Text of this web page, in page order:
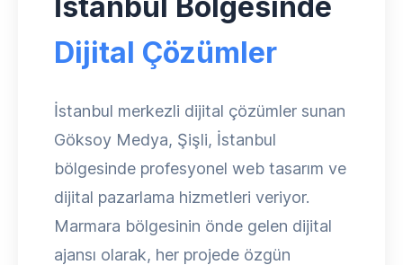
Dijital Çözümler
İstanbul merkezli dijital çözümler sunan
Göksoy Medya, Şişli, İstanbul
bölgesinde profesyonel web tasarım ve
dijital pazarlama hizmetleri veriyor.
Marmara bölgesinin önde gelen dijital
ajansı olarak, her projede özgün